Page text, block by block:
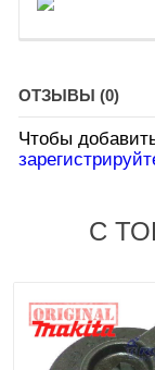
ОТЗЫВЫ (0)
Чтобы
С